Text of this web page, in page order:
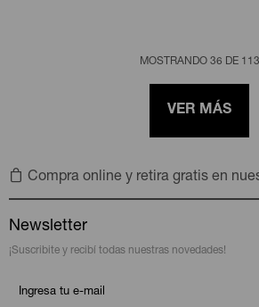
MOSTRANDO 36 DE 113
VER MÁS
Compra online y retira gratis en
Newsletter
¡Suscribite y recibí todas nuestras novedades!